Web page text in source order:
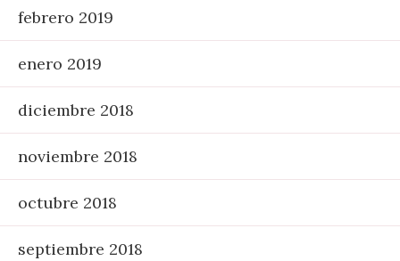
febrero 2019
enero 2019
diciembre 2018
noviembre 2018
octubre 2018
septiembre 2018